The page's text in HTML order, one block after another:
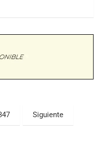
Siguiente